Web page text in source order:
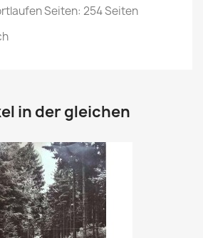
Seiten: 254 Seiten
in der gleichen